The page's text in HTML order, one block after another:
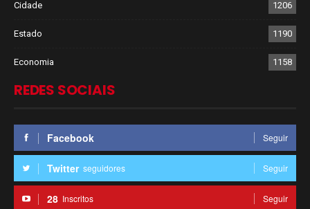
Cidade 1206
Estado 1190
Economia 1158
REDES SOCIAIS
Facebook Seguir
Twitter seguidores Seguir
28 Inscritos Seguir